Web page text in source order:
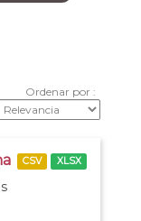
Ordenar por
CSV XLSX